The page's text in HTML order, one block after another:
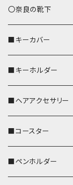
トートバッグ（L）
バッグインバッグ
ハシビロコウ
オカメインコ
歌うオカメちゃん
おかめ３兄弟
セキセイインコ
文鳥
鹿
ペンギン
〇奈良の靴下
■キーカバー
■キーホルダー
■ヘアアクセサリー
■コースター
■ペンホルダー